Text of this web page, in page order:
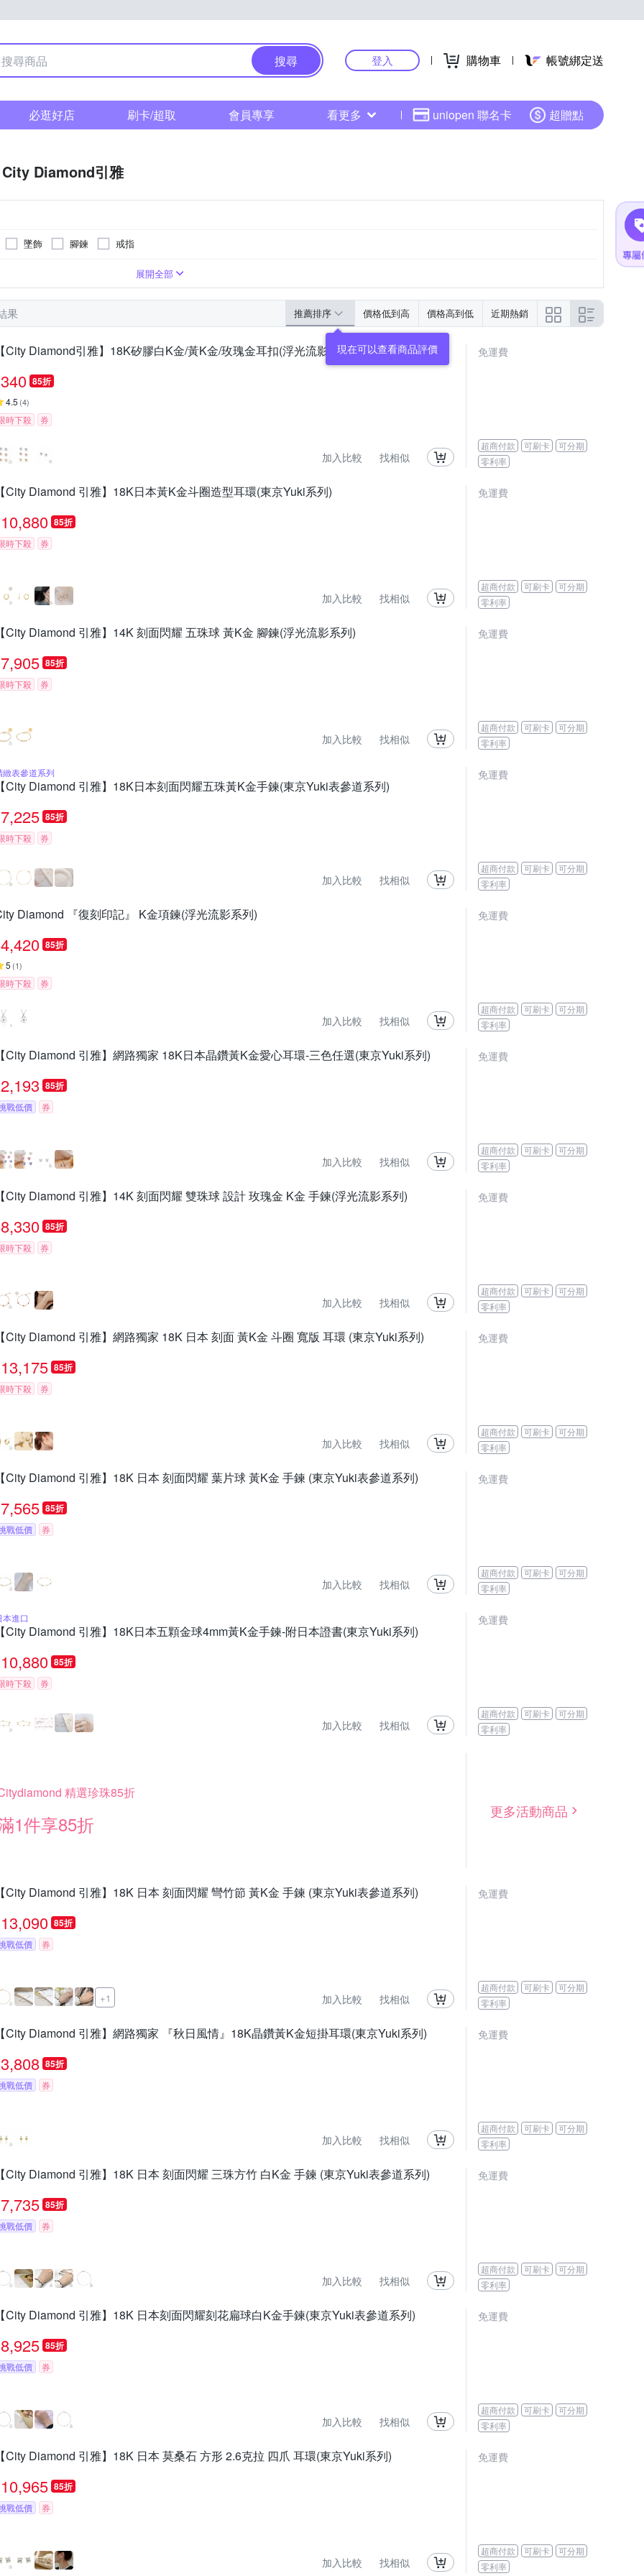
搜尋 登入 購物車 帳號綁定送
必逛好店 刷卡/超取 會員專享 看更多 uniopen 聯名卡 超贈點
City Diamond引雅
墜飾 腳鍊
戒指
展開全部
果 推薦排序 價格低到高 價格高到低 近期熱銷
City Diamond引雅】18K矽膠白K金/黃K金/玫瑰金耳扣(浮光流影系列)
340 85折
4.5 (4)
時下殺 券
加入比較 找相似
免運費
超商付款 可刷卡
可分期
零利率
City Diamond 引雅】18K日本黃K金斗圈造型耳環(東京Yuki系列)
10,880 85折
時下殺 券
加入比較 找相似
免運費
超商付款 可刷卡
可分期
零利率
City Diamond 引雅】14K 刻面閃耀 五珠球 黃K金 腳鍊(浮光流影系列)
7,905 85折
時下殺 券
加入比較 找相似
免運費
超商付款 可刷卡
可分期
零利率
緻表參道系列
City Diamond 引雅】18K日本刻面閃耀五珠黃K金手鍊(東京Yuki表參道系列)
7,225 85折
時下殺 券
加入比較 找相似
免運費
超商付款 可刷卡
可分期
零利率
Diamond 『復刻印記』 K金項鍊(浮光流影系列)
4,420 85折
5 (1)
時下殺 券
加入比較 找相似
免運費
超商付款 可刷卡
可分期
零利率
City Diamond 引雅】網路獨家 18K日本晶鑽黃K金愛心耳環-三色任選(東京Yuki系列)
2,193 85折
戰低價 券
加入比較 找相似
免運費
超商付款 可刷卡
可分期
零利率
City Diamond 引雅】14K 刻面閃耀 雙珠球 設計 玫瑰金 K金 手鍊(浮光流影系列)
8,330 85折
時下殺 券
加入比較 找相似
免運費
超商付款 可刷卡
可分期
零利率
City Diamond 引雅】網路獨家 18K 日本 刻面 黃K金 斗圈 寬版 耳環 (東京Yuki系列)
13,175 85折
時下殺 券
加入比較 找相似
免運費
超商付款 可刷卡
可分期
零利率
City Diamond 引雅】18K 日本 刻面閃耀 葉片球 黃K金 手鍊 (東京Yuki表參道系列)
7,565 85折
戰低價 券
加入比較 找相似
免運費
超商付款 可刷卡
可分期
零利率
本進口
City Diamond 引雅】18K日本五顆金球4mm黃K金手鍊-附日本證書(東京Yuki系列)
10,880 85折
時下殺 券
加入比較 找相似
免運費
超商付款 可刷卡
可分期
零利率
精選珍珠85折
1件享85折
更多活動商品
City Diamond 引雅】18K 日本 刻面閃耀 彎竹節 黃K金 手鍊 (東京Yuki表參道系列)
13,090 85折
戰低價 券
+1 加入比較 找相似
免運費
超商付款 可刷卡
可分期
零利率
City Diamond 引雅】網路獨家 『秋日風情』18K晶鑽黃K金短掛耳環(東京Yuki系列)
3,808 85折
戰低價 券
加入比較 找相似
免運費
超商付款 可刷卡
可分期
零利率
City Diamond 引雅】18K 日本 刻面閃耀 三珠方竹 白K金 手鍊 (東京Yuki表參道系列)
7,735 85折
戰低價 券
加入比較 找相似
免運費
超商付款 可刷卡
可分期
零利率
City Diamond 引雅】18K 日本刻面閃耀刻花扁球白K金手鍊(東京Yuki表參道系列)
8,925 85折
戰低價 券
加入比較 找相似
免運費
超商付款 可刷卡
可分期
零利率
City Diamond 引雅】18K 日本 莫桑石 方形 2.6克拉 四爪 耳環(東京Yuki系列)
10,965 85折
戰低價 券
加入比較 找相似
免運費
超商付款 可刷卡
可分期
零利率